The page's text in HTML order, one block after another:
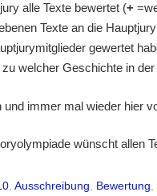
alle Texte bewertet (+
Texte an die
gewertet
welcher Geschichte in
und immer mal wieder hier
wünscht allen
, Ausschreibung, Bewertung,